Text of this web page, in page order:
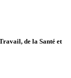
de la Santé et